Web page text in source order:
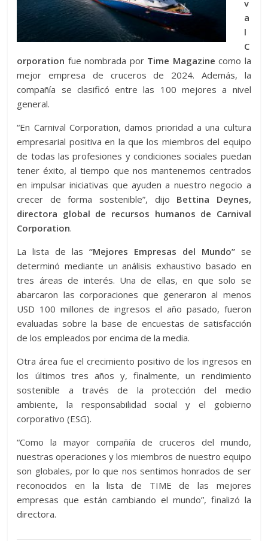
v
a
l
C
orporation fue nombrada por Time Magazinecomo la
mejor empresa de cruceros de 2024. Además, la
compañía se clasificó entre las 100 mejores a nivel
general.
“En Carnival Corporation, damos prioridad a una cultura
empresarial positiva en la que los miembros del equipo
de todas las profesiones y condiciones sociales puedan
tener éxito, al tiempo que nos mantenemos centrados
en impulsar iniciativas que ayuden a nuestro negocio a
crecer de forma sostenible”, dijo Bettina Deynes,
directora global de recursos humanos de Carnival
Corporation.
La lista de las “Mejores Empresas del Mundo”se
determinó mediante un análisis exhaustivo basado en
tres áreas de interés. Una de ellas, en que solo se
abarcaron las corporaciones que generaron al menos
USD 100 millones de ingresos el año pasado, fueron
evaluadas sobre la base de encuestas de satisfacción
de los empleados por encima de la media.
Otra área fue el crecimiento positivo de los ingresos en
los últimos tres años y, finalmente, un rendimiento
sostenible a través de la protección del medio
ambiente, la responsabilidad social y el gobierno
corporativo (ESG).
“Como la mayor compañía de cruceros del mundo,
nuestras operaciones y los miembros de nuestro equipo
son globales, por lo que nos sentimos honrados de ser
reconocidos en la lista de TIME de las mejores
empresas que están cambiando el mundo”, finalizó la
directora.